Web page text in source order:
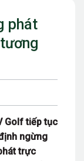
phát
Golf tiếp tục
ngừng
trực